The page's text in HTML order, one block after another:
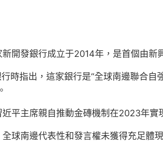
開發銀行成立于2014年，是首個由新
時指出，這家銀行是“全球南邊聯合
平主席親自推動金磚機制在2023年
球南邊代表性和發言權未獲得充足